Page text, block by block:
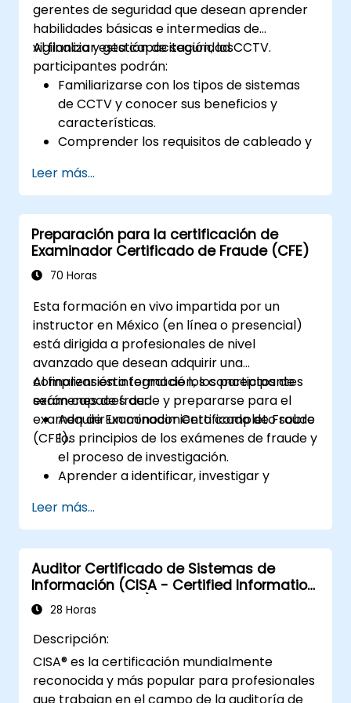
gerentes de seguridad que desean aprender
habilidades básicas e intermedias de
vigilancia y gestión de seguridad CCTV.
Al finalizar esta capacitación, los
participantes podrán:
Familiarizarse con los tipos de sistemas
de CCTV y conocer sus beneficios y
características.
Comprender los requisitos de cableado y
Instalar, configurar y gestionar sistemas
de CCTV.
Leer más...
Preparación para la certificación de
Examinador Certificado de Fraude (CFE)
70 Horas
Esta formación en vivo impartida por un
instructor en México (en línea o presencial)
está dirigida a profesionales de nivel
avanzado que desean adquirir una
comprensión integral de los conceptos de
exámenes de fraude y prepararse para el
examen de Examinador Certificado de Fraude
(CFE).
Al finalizar esta formación, los participantes
serán capaces de:
Adquirir un conocimiento completo sobre
los principios de los exámenes de fraude y
el proceso de investigación.
Aprender a identificar, investigar y
fraude financiero.
Comprender el entorno legal relacionado
con el fraude, incluidos los elementos
legales del fraude, las leyes y
regulaciones pertinentes.
Adquirir habilidades prácticas para
incluyendo la recolección de pruebas,
técnicas de entrevista y análisis de datos.
Aprender a diseñar e implementar
Leer más...
Auditor Certificado de Sistemas de
Información (CISA - Certified Information
Systems Auditor)
28 Horas
Descripción:
CISA® es la certificación mundialmente
reconocida y más popular para profesionales